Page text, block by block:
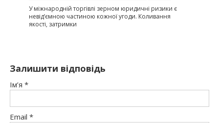
У міжнародній торгівлі зерном юридичні ризики є
невід’ємною частиною кожної угоди. Коливання
якості, затримки
Залишити відповідь
Ім’я *
Email *